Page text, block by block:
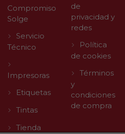
Compromiso
Solge
Servicio
Técnico
Impresoras
Etiquetas
Tintas
Tienda
de
privacidad y
redes
Política
de cookies
Términos
y
condiciones
de compra